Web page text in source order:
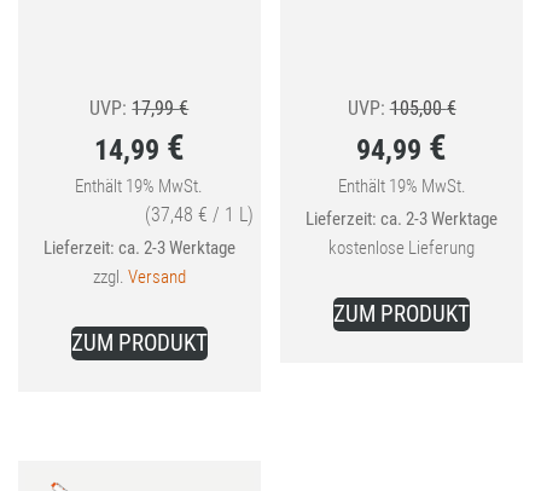
UVP: 17,99€Ursprünglicher
war:
17,99 €
14,99 €
Aktueller
Preis
Enthält 19% MwSt.
(37,48 € / 1 L)
Lieferzeit: ca. 2-3 Werktage
zzgl. Versand
ZUM PRODUKT
UVP: 105,00€
war:
105,00 €
94,99 €
Aktueller
Preis
94,99 €.
Enthält 19% MwSt.
Lieferzeit: ca. 2-3 Werktage
kostenlose Lieferung
ZUM PRODUKT